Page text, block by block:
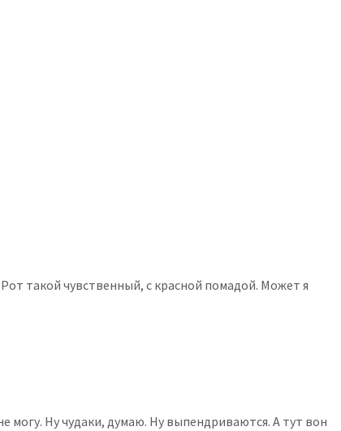
такой чувственный, с красной помадой. Может я
Ну чудаки, думаю. Ну выпендриваются. А тут вон